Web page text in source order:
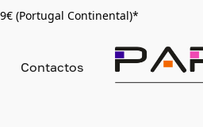
(Portugal Continental)*
Contactos